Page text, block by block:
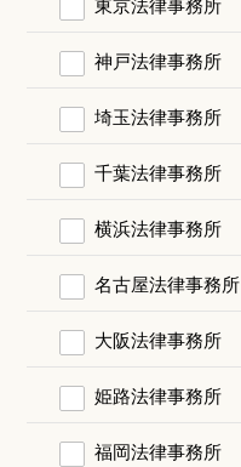
神戸法律事務所
埼玉法律事務所
千葉法律事務所
横浜法律事務所
名古屋法律事務所
大阪法律事務所
姫路法律事務所
福岡法律事務所